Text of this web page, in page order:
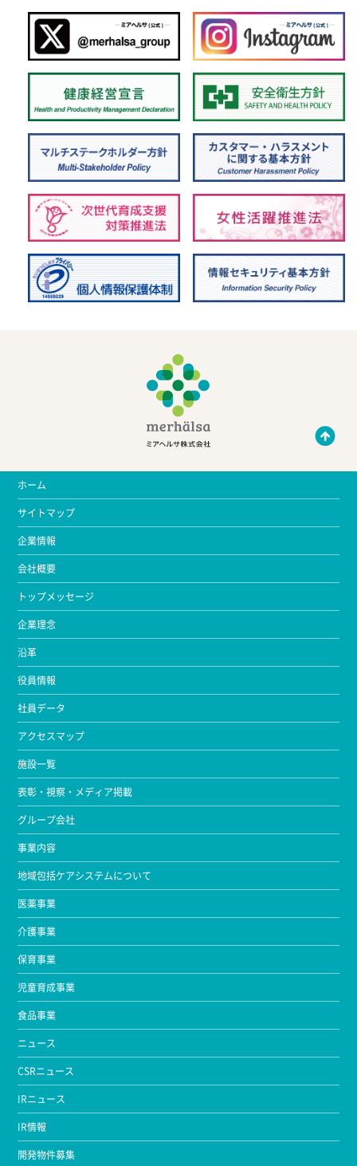
ホーム
サイトマップ
企業情報
会社概要
トップメッセージ
企業理念
沿革
役員情報
社員データ
アクセスマップ
施設一覧
表彰・視察・メディア掲載
グループ会社
事業内容
地域包括ケアシステムについて
医薬事業
介護事業
保育事業
児童育成事業
食品事業
ニュース
CSRニュース
IRニュース
IR情報
開発物件募集